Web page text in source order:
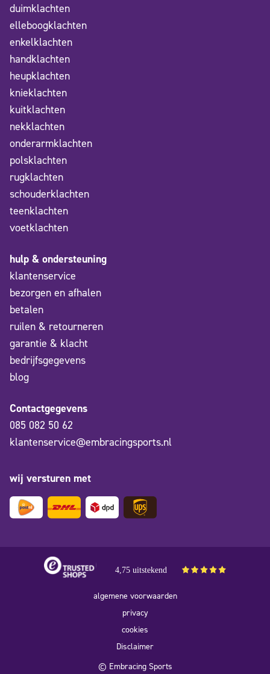
duimklachten
elleboogklachten
enkelklachten
handklachten
heupklachten
knieklachten
kuitklachten
nekklachten
onderarmklachten
polsklachten
rugklachten
schouderklachten
teenklachten
voetklachten
hulp & ondersteuning
klantenservice
bezorgen en afhalen
betalen
ruilen & retourneren
garantie & klacht
bedrijfsgegevens
blog
Contactgegevens
085 082 50 62
klantenservice@embracingsports.nl
wij versturen met
4,75 uitstekend
algemene voorwaarden
privacy
cookies
Disclaimer
© Embracing Sports